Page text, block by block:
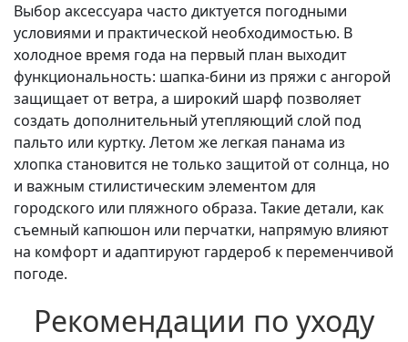
Выбор аксессуара часто диктуется погодными
условиями и практической необходимостью. В
холодное время года на первый план выходит
функциональность: шапка-бини из пряжи с ангорой
защищает от ветра, а широкий шарф позволяет
создать дополнительный утепляющий слой под
пальто или куртку. Летом же легкая панама из
хлопка становится не только защитой от солнца, но
и важным стилистическим элементом для
городского или пляжного образа. Такие детали, как
съемный капюшон или перчатки, напрямую влияют
на комфорт и адаптируют гардероб к переменчивой
погоде.
Рекомендации по уходу